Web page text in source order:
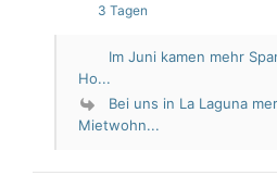
3 Tagen
Im Juni kamen mehr
Ho...
Bei uns in La Laguna
Mietwohn...